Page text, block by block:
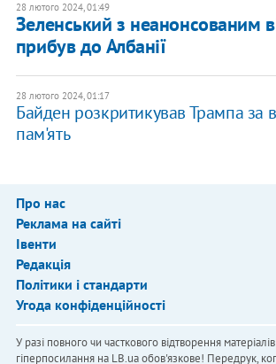
28 лютого 2024, 01:49
Зеленський з неанонсованим
прибув до Албанії
28 лютого 2024, 01:17
Байден розкритикував Трампа за
пам'ять
Про нас
Реклама на сайті
Івенти
Редакція
Політики і стандарти
Угода конфіденційності
У разі повного чи часткового відтворення
гіперпосилання на LB.ua обов'язкове! Передрук,